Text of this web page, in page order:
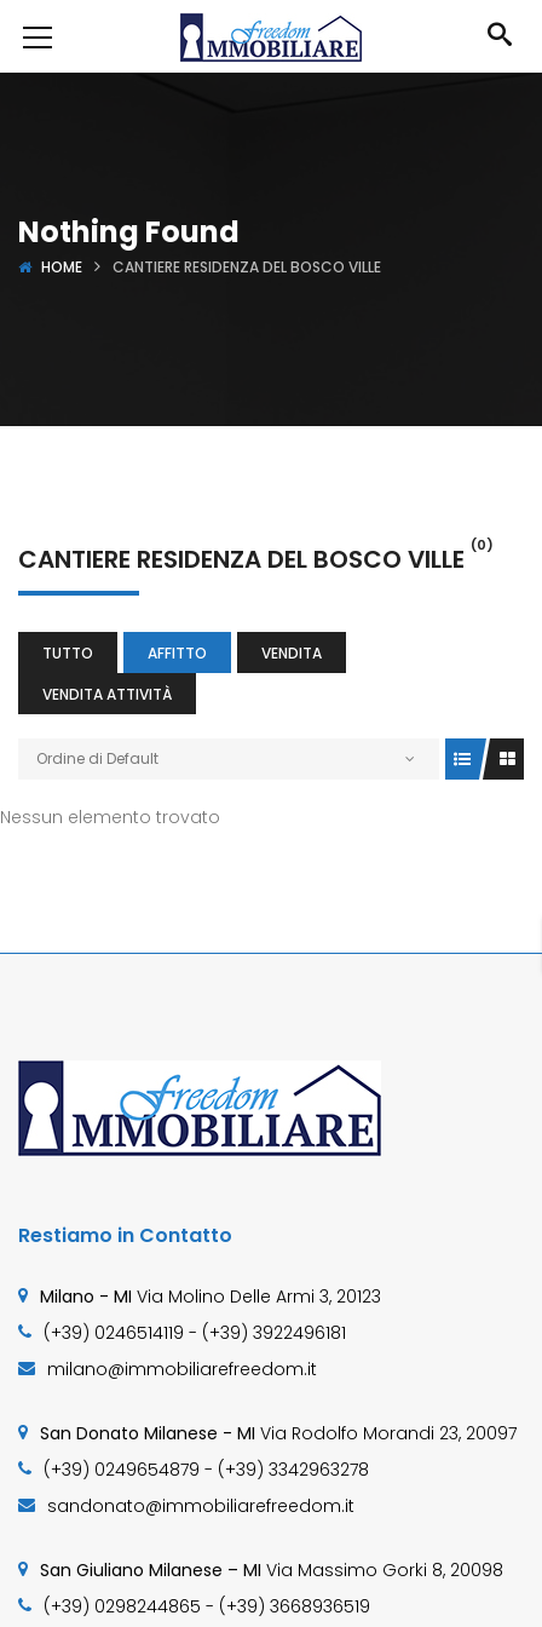
Nothing Found
HOME CANTIERE RESIDENZA DEL BOSCO VILLE
CANTIERE RESIDENZA DEL BOSCO VILLE (0)
TUTTO AFFITTO
VENDITA
VENDITA ATTIVITÀ
Ordine di Default
Nessun elemento trovato
Restiamo in Contatto
Milano - MI Via Molino Delle Armi 3, 20123
(+39) 0246514119 - (+39) 3922496181
milano@immobiliarefreedom.it
San Donato Milanese - MI Via Rodolfo Morandi 23, 20097
(+39) 0249654879 - (+39) 3342963278
sandonato@immobiliarefreedom.it
San Giuliano Milanese – MI Via Massimo Gorki 8, 20098
(+39) 0298244865 - (+39) 3668936519